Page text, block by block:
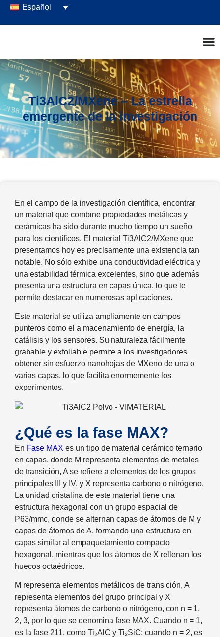
Español
Ti3AlC2/MXene – La estrella
emergente de la investigación
En el campo de la investigación científica, encontrar
un material que combine propiedades metálicas y
cerámicas ha sido durante mucho tiempo un sueño
para los científicos. El material Ti3AlC2/MXene que
presentamos hoy es precisamente una existencia tan
notable. No sólo exhibe una conductividad eléctrica y
una estabilidad térmica excelentes, sino que además
presenta una estructura en capas única, lo que le
permite destacar en numerosas aplicaciones.
Este material se utiliza ampliamente en campos
punteros como el almacenamiento de energía, la
catálisis y los sensores. Su naturaleza fácilmente
grabable y exfoliable permite a los investigadores
obtener sin esfuerzo nanohojas de MXeno de una o
varias capas, lo que facilita enormemente los
experimentos.
¿Qué es la fase MAX?
En Fase MAX es un tipo de material cerámico ternario
en capas, donde M representa elementos de metales
de transición, A se refiere a elementos de los grupos
principales III y IV, y X representa carbono o nitrógeno.
La unidad cristalina de este material tiene una
estructura hexagonal con un grupo espacial de
P63/mmc, donde se alternan capas de átomos de M y
capas de átomos de A, formando una estructura en
capas similar al empaquetamiento compacto
hexagonal, mientras que los átomos de X rellenan los
huecos octaédricos.
M representa elementos metálicos de transición, A
representa elementos del grupo principal y X
representa átomos de carbono o nitrógeno, con n = 1,
2, 3, por lo que se denomina fase MAX. Cuando n = 1,
es la fase 211, como Ti₂AlC y Ti₂SiC; cuando n = 2, es